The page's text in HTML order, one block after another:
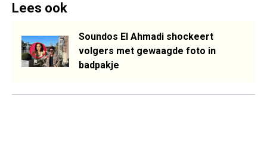
Lees ook
Soundos El Ahmadi shockeert
volgers met gewaagde foto in
badpakje